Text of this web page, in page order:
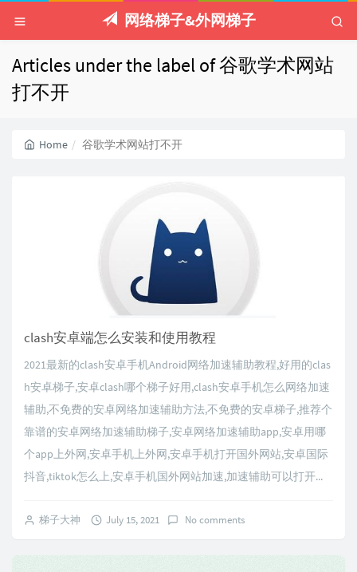
网络梯子&外网梯子
Articles under the label of 谷歌学术网站
打不开
Home 谷歌学术网站打不开
clash安卓端怎么安装和使用教程
2021最新的clash安卓手机Android网络加速辅助教程,好用的clas
h安卓梯子,安卓clash哪个梯子好用,clash安卓手机怎么网络加速
辅助,不免费的安卓网络加速辅助方法,不免费的安卓梯子,推荐个
靠谱的安卓网络加速辅助梯子,安卓网络加速辅助app,安卓用哪
个app上外网,安卓手机上外网,安卓手机打开国外网站,安卓国际
抖音,tiktok怎么上,安卓手机国外网站加速,加速辅助可以打开...
梯子大神 July 15, 2021 No comments